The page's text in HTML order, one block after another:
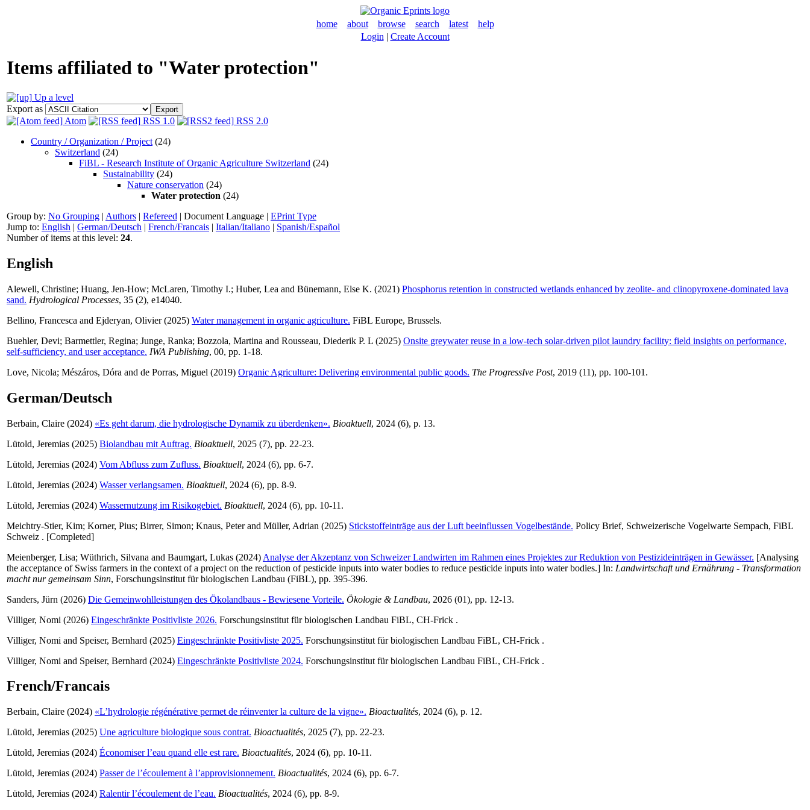
home about browse search latest
help
Login | Create Account
Items affiliated to "Water protection"
Up a level
Export as
Atom
RSS 1.0
RSS 2.0
Country / Organization / Project (24)
Switzerland (24)
FiBL - Research Institute of Organic Agriculture Switzerland (24)
Sustainability (24)
Nature conservation (24)
Water protection (24)
Group by: No Grouping | Authors | Refereed | Document Language | EPrint Type
Jump to: English | German/Deutsch | French/Francais | Italian/Italiano | Spanish/Español
Number of items at this level: 24.
English
Alewell, Christine; Huang, Jen-How; McLaren, Timothy I.; Huber, Lea and Bünemann, Else K. (2021) Phosphorus retention in constructed wetlands enhanced by zeolite- and clinopyroxene-dominated lava
sand. Hydrological Processes, 35 (2), e14040.
Bellino, Francesca and Ejderyan, Olivier(2025) Water management in organic agriculture. FiBL Europe, Brussels.
Buehler, Devi; Barmettler, Regina; Junge, Ranka; Bozzola, Martina and Rousseau, Diederik P. L (2025) Onsite greywater reuse in a low-tech solar-driven pilot laundry facility: field insights on performance,
self-sufficiency, and user acceptance. IWA Publishing, 00, pp. 1-18.
Love, Nicola; Mészáros, Dóra and de Porras, Miguel (2019) Organic Agriculture: Delivering environmental public goods. The ProgressIve Post, 2019 (11), pp. 100-101.
German/Deutsch
Berbain, Claire (2024) «Es geht darum, die hydrologische Dynamik zu überdenken». Bioaktuell, 2024 (6), p. 13.
Lütold, Jeremias (2025) Biolandbau mit Auftrag. Bioaktuell, 2025 (7), pp. 22-23.
Lütold, Jeremias (2024) Vom Abfluss zum Zufluss. Bioaktuell, 2024 (6), pp. 6-7.
Lütold, Jeremias (2024) Wasser verlangsamen. Bioaktuell, 2024 (6), pp. 8-9.
Lütold, Jeremias (2024) Wassernutzung im Risikogebiet. Bioaktuell, 2024 (6), pp. 10-11.
Meichtry-Stier, Kim; Korner, Pius; Birrer, Simon; Knaus, Peterand Müller, Adrian (2025) Stickstoffeinträge aus der Luft beeinflussen Vogelbestände. Policy Brief, Schweizerische Vogelwarte Sempach, FiBL
Schweiz . [Completed]
Meienberger, Lisa; Wüthrich, Silvana and Baumgart, Lukas (2024) Analyse der Akzeptanz von Schweizer Landwirten im Rahmen eines Projektes zur Reduktion von Pestizideinträgen in Gewässer. [Analysing
the acceptance of Swiss farmers in the context of a project on the reduction of pesticide inputs into water bodies to reduce pesticide inputs into water bodies.] In: Landwirtschaft und Ernährung - Transformation
macht nur gemeinsam Sinn, Forschungsinstitut für biologischen Landbau (FiBL), pp. 395-396.
Sanders, Jürn (2026) Die Gemeinwohlleistungen des Ökolandbaus - Bewiesene Vorteile. Ökologie & Landbau, 2026 (01), pp. 12-13.
Villiger, Nomi (2026) Eingeschränkte Positivliste 2026. Forschungsinstitut für biologischen Landbau FiBL, CH-Frick .
Villiger, Nomi and Speiser, Bernhard (2025) Eingeschränkte Positivliste 2025. Forschungsinstitut für biologischen Landbau FiBL, CH-Frick .
Villiger, Nomi and Speiser, Bernhard (2024) Eingeschränkte Positivliste 2024. Forschungsinstitut für biologischen Landbau FiBL, CH-Frick .
French/Francais
Berbain, Claire (2024) «L’hydrologie régénérative permet de réinventer la culture de la vigne». Bioactualités, 2024 (6), p. 12.
Lütold, Jeremias (2025) Une agriculture biologique sous contrat. Bioactualités, 2025 (7), pp. 22-23.
Lütold, Jeremias (2024) Économiser l’eau quand elle est rare. Bioactualités, 2024 (6), pp. 10-11.
Lütold, Jeremias (2024) Passer de l’écoulement à l’approvisionnement. Bioactualités, 2024 (6), pp. 6-7.
Lütold, Jeremias (2024) Ralentir l’écoulement de l’eau. Bioactualités, 2024 (6), pp. 8-9.